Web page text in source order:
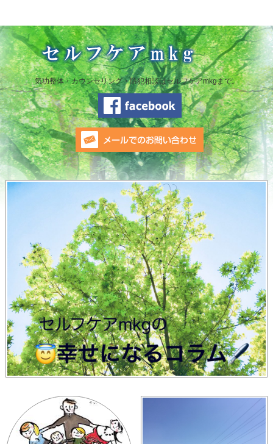
気功整体・カウンセリング・防犯相談はセルフケアmkgまで。